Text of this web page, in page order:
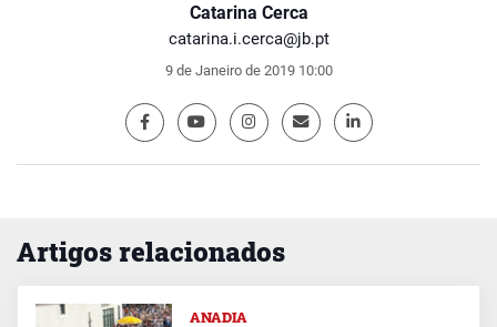
Catarina Cerca
catarina.i.cerca@jb.pt
9 de Janeiro de 2019 10:00
Artigos relacionados
ANADIA